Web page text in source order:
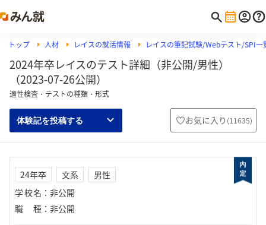
トップ 人材 レイスの就活情報 レイスの筆記試験/Webテスト/SPI一
2024年卒レイスのテスト詳細（非公開/男性）
（2023-07-26公開）
適性検査・テストの種類・形式
体験記を投稿する お気に入り (11635)
24年卒 文系
男性
学校名 ： 非公開
職種 ： 非公開